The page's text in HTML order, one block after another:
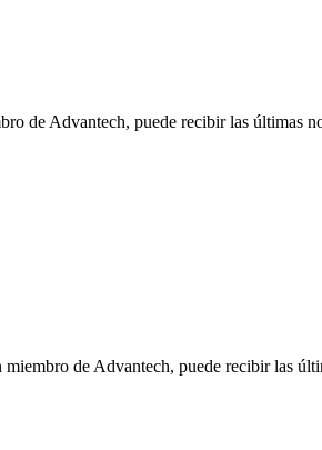
de Advantech, puede recibir las últimas
de Advantech, puede recibir las